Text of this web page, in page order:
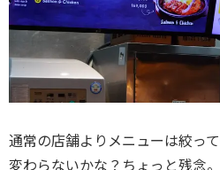
通常の店舗よりメニューは絞っ
変わらないかな？ちょっと残念。